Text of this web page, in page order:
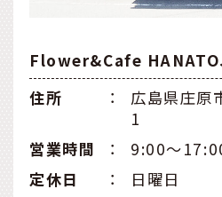
Flower&Cafe
住所
：
広島県庄原
1
営業時間
：
9:00～
定休日
：
日曜日